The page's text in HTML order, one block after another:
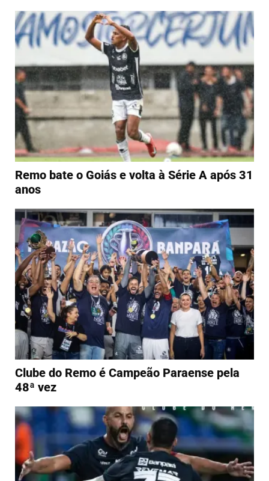
Remo bate o Goiás e volta à Série A após 31
anos
Clube do Remo é Campeão Paraense pela
48ª vez